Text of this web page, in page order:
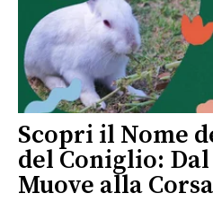
Scopri il Nome
del Coniglio: Dal
Muove alla